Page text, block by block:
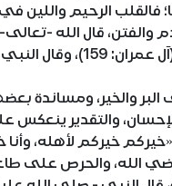
فالقلب الرحيم واللين
والفتن، قال الله -
لَهُمْ وَلَوْ كُنتَ فَظًّا غَلِيظَ القَلْبِ
والخير، ومساندة
والتقدير ينعكس
خيركم لأهله،
الله، والحرص على